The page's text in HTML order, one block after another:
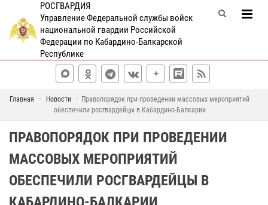
РОСГВАРДИЯ
Управление Федеральной службы войск
национальной гвардии Российской
Федерации по Кабардино-Балкарской
Республике
Главная Новости
Правопорядок при проведении массовых мероприятий
обеспечили росгвардейцы в Кабардино-Балкарии
ПРАВОПОРЯДОК ПРИ ПРОВЕДЕНИИ
МАССОВЫХ МЕРОПРИЯТИЙ
ОБЕСПЕЧИЛИ РОСГВАРДЕЙЦЫ В